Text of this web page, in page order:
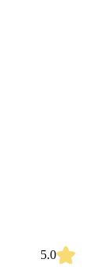
5.0